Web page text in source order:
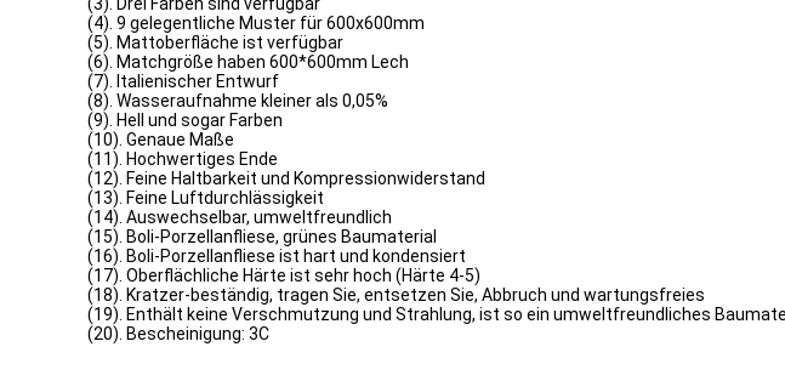
(4). 9 gelegentliche Muster für 600x600mm
(5). Mattoberfläche ist verfügbar
(6). Matchgröße haben 600*600mm Lech
(7). Italienischer Entwurf
(8). Wasseraufnahme kleiner als 0,05%
(9). Hell und sogar Farben
(10). Genaue Maße
(11). Hochwertiges Ende
(12). Feine Haltbarkeit und Kompressionwiderstand
(13). Feine Luftdurchlässigkeit
(14). Auswechselbar, umweltfreundlich
(15). Boli-Porzellanfliese, grünes Baumaterial
(16). Boli-Porzellanfliese ist hart und kondensiert
(17). Oberflächliche Härte ist sehr hoch (Härte 4-5)
(18). Kratzer-beständig, tragen Sie, entsetzen Sie, Abbruch und wartungsfreies
(19). Enthält keine Verschmutzung und Strahlung, ist so ein umweltfreundliches
(20). Bescheinigung: 3C